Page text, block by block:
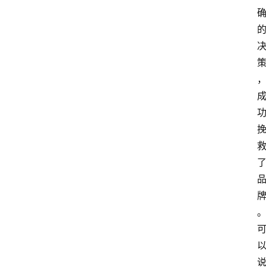
确
的
决
策
，
成
功
挽
救
了
品
牌
。
可
以
说